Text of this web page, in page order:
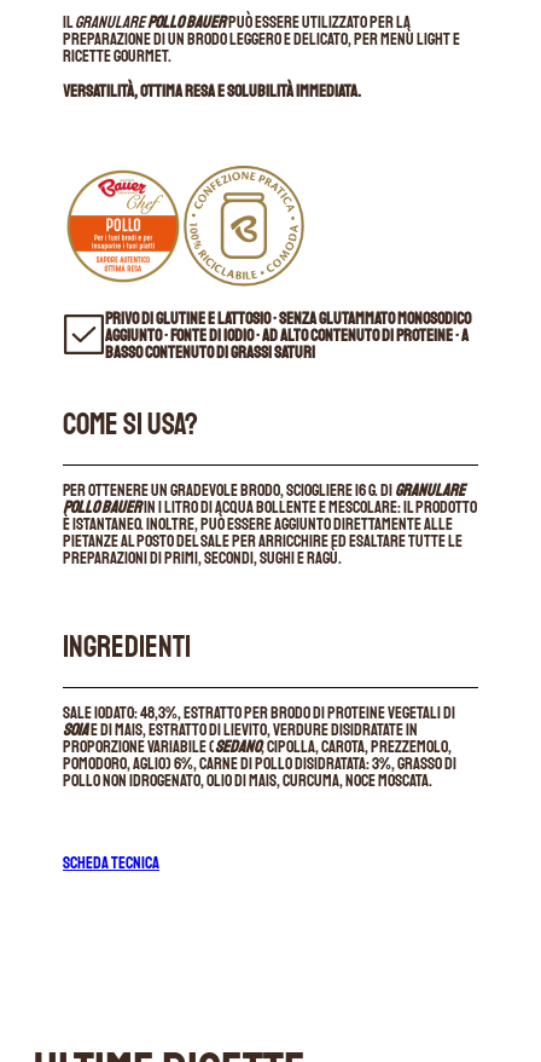
IlGranularePollo Bauerpuò essere utilizzato per la
preparazione di un brodo leggero e delicato, per menù light e
ricette gourmet.
Versatilità, ottima resa e solubilità immediata.
PRIVO DI GLUTINE E LATTOSIO • SENZA GLUTAMMATO MONOSODICO
AGGIUNTO • FONTE DI IODIO • AD ALTO CONTENUTO DI PROTEINE • A
BASSO CONTENUTO DI GRASSI SATURI
COME SI USA?
Per ottenere un gradevole brodo, sciogliere 16 g. diGranulare
Pollo Bauerin 1 litro di acqua bollente e mescolare: il prodotto
è istantaneo. Inoltre, può essere aggiunto direttamente alle
pietanze al posto del sale per arricchire ed esaltare tutte le
preparazioni di primi, secondi, sughi e ragù.
INGREDIENTI
Sale iodato: 48,3%, estratto per brodo di proteine vegetali di
soiae di mais, estratto di lievito, verdure disidratate in
proporzione variabile (sedano, cipolla, carota, prezzemolo,
pomodoro, aglio) 6%, carne di pollo disidratata: 3%, grasso di
pollo non idrogenato, olio di mais, curcuma, noce moscata.
SCHEDA TECNICA